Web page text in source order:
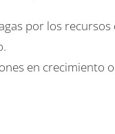
por los recursos
en crecimiento